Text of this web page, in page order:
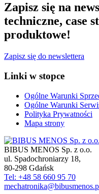
Zapisz się na
techniczne, case
produktowe!
Zapisz się do newslettera
Linki w stopce
Ogólne Warunki
Ogólne Warunki
Polityka Prywatności
Mapa strony
BIBUS MENOS Sp. z o.o.
ul. Spadochroniarzy 18,
80-298 Gdańsk
Tel: +48 58 660 95 70